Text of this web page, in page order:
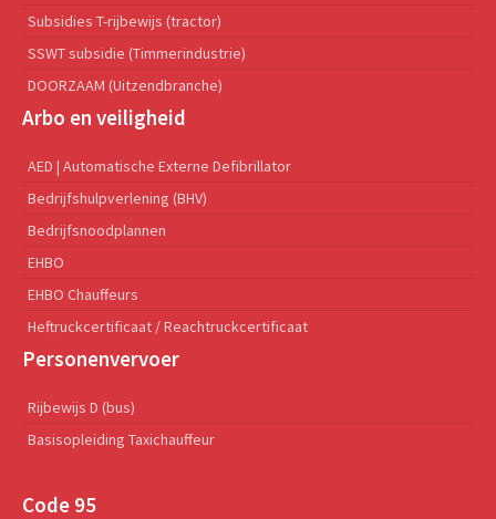
Subsidies T-rijbewijs (tractor)
SSWT subsidie (Timmerindustrie)
DOORZAAM (Uitzendbranche)
Arbo en veiligheid
AED | Automatische Externe Defibrillator
Bedrijfshulpverlening (BHV)
Bedrijfsnoodplannen
EHBO
EHBO Chauffeurs
Heftruckcertificaat / Reachtruckcertificaat
Personenvervoer
Rijbewijs D (bus)
Basisopleiding Taxichauffeur
Code 95